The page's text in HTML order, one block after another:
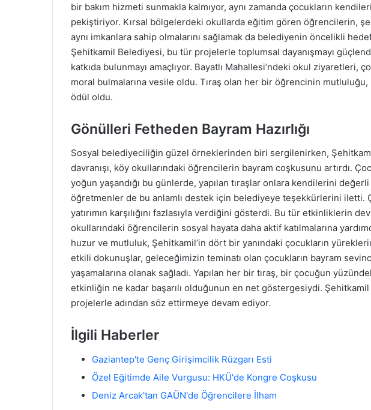
bir bakım hizmeti sunmakla kalmıyor, aynı zamanda çocukların
pekiştiriyor. Kırsal bölgelerdeki okullarda eğitim gören öğrencilerin,
aynı imkanlara sahip olmalarını sağlamak da belediyenin öncelikli
Şehitkamil Belediyesi, bu tür projelerle toplumsal dayanışmayı
katkıda bulunmayı amaçlıyor. Bayatlı Mahallesi’ndeki okul ziyaretleri,
moral bulmalarına vesile oldu. Tıraş olan her bir öğrencinin
ödül oldu.
Gönülleri Fetheden Bayram Hazırlığı
Sosyal belediyeciliğin güzel örneklerinden biri sergilenirken,
davranışı, köy okullarındaki öğrencilerin bayram coşkusunu artırdı.
yoğun yaşandığı bu günlerde, yapılan tıraşlar onlara kendilerini
öğretmenler de bu anlamlı destek için belediyeye teşekkürlerini iletti.
yatırımın karşılığını fazlasıyla verdiğini gösterdi. Bu tür etkinliklerin
okullarındaki öğrencilerin sosyal hayata daha aktif katılmalarına
huzur ve mutluluk, Şehitkamil’in dört bir yanındaki çocukların
etkili dokunuşlar, geleceğimizin teminatı olan çocukların bayram
yaşamalarına olanak sağladı. Yapılan her bir tıraş, bir çocuğun
etkinliğin ne kadar başarılı olduğunun en net göstergesiydi.
projelerle adından söz ettirmeye devam ediyor.
İlgili Haberler
Gaziantep'te Genç Girişimcilik Rüzgarı Esti
Özel Eğitimde Aile Vurgusu: HKÜ'de Kongre Coşkusu
Deniz Arcak'tan GAÜN'de Öğrencilere İlham